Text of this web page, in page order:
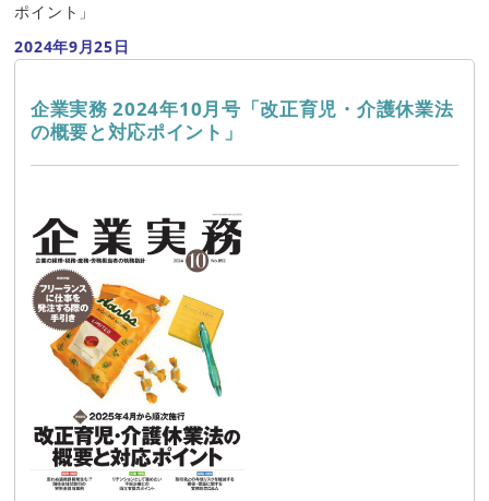
ポイント」
2024年9月25日
企業実務 2024年10月号「改正育児・介護休業法
の概要と対応ポイント」